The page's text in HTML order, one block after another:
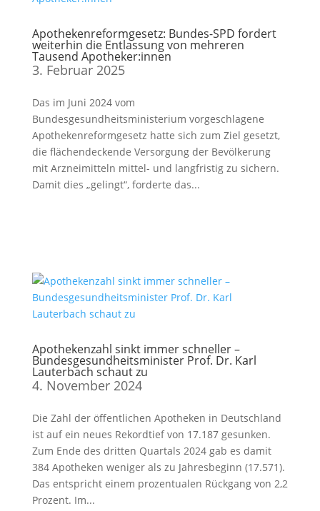
Apothekenreformgesetz: Bundes-SPD fordert
weiterhin die Entlassung von mehreren
Tausend Apotheker:innen
3. Februar 2025
Das im Juni 2024 vom
Bundesgesundheitsministerium vorgeschlagene
Apothekenreformgesetz hatte sich zum Ziel gesetzt,
die flächendeckende Versorgung der Bevölkerung
mit Arzneimitteln mittel- und langfristig zu sichern.
Damit dies „gelingt“, forderte das...
Apothekenzahl sinkt immer schneller –
Bundesgesundheitsminister Prof. Dr. Karl
Lauterbach schaut zu
4. November 2024
Die Zahl der öffentlichen Apotheken in Deutschland
ist auf ein neues Rekordtief von 17.187 gesunken.
Zum Ende des dritten Quartals 2024 gab es damit
384 Apotheken weniger als zu Jahresbeginn (17.571).
Das entspricht einem prozentualen Rückgang von 2,2
Prozent. Im...